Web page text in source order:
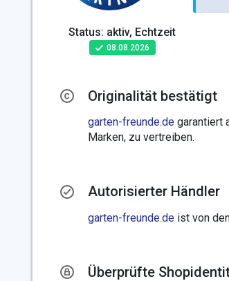
Status: aktiv, Echtzeit
08.08.2026
Originalität bestätigt
garten-freunde.de garantiert
Marken, zu vertreiben.
Autorisierter Händler
garten-freunde.de ist von
Überprüfte